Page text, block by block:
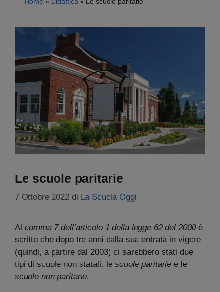
Le scuole paritarie
7 Ottobre 2022 di La Scuola Oggi
Al comma 7 dell’articolo 1 della legge 62 del 2000è
scritto che dopo tre anni dalla sua entrata in vigore
(quindi, a partire dal 2003) ci sarebbero stati due
tipi di scuole non statali: le scuole paritarie e le
scuole non paritarie.